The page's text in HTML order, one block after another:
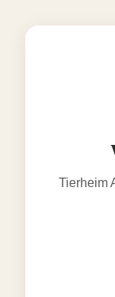
Tierheim